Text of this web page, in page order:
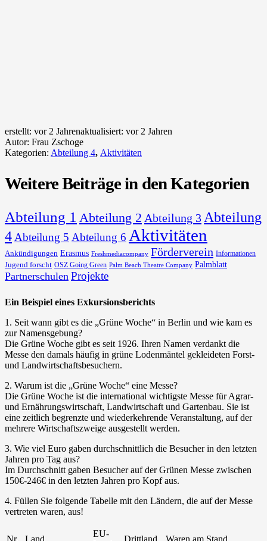
erstellt: vor 2 Jahrenaktualisiert: vor 2 Jahren
Autor: Frau Zschoge
Kategorien: Abteilung 4, Aktivitäten
Weitere Beiträge in den Kategorien
Abteilung 1 Abteilung 2 Abteilung 3 Abteilung
4 Abteilung 5 Abteilung 6 Aktivitäten
Ankündigungen Erasmus Freshmediacompany Förderverein Informationen
Jugend forscht OSZ Going Green Palm Beach Theatre Company Palmblatt
Partnerschulen Projekte
Ein Beispiel eines Exkursionsberichts
1. Seit wann gibt es die „Grüne Woche“ in Berlin und wie kam es
zur Namensgebung?
Die Grüne Woche gibt es seit 1926. Ihren Namen verdankt die
Messe den damals häufig in grüne Lodenmäntel gekleideten Forst-
und Landwirtschaftsbesuchern.
2. Warum ist die „Grüne Woche“ eine Messe?
Die Grüne Woche ist die international wichtigste Messe für Agrar-
und Ernährungswirtschaft, Landwirtschaft und Gartenbau. Sie ist
eine zeitlich begrenzte und wiederkehrende Veranstaltung, auf der
mehrere Wirtschaftszweige ausgestellt werden.
3. Wie viel Euro gaben durchschnittlich die Besucher in den letzten
Jahren pro Tag aus?
Im Durchschnitt gaben Besucher auf der Grünen Messe zwischen
150€-246€ in den letzten Jahren pro Kopf aus.
4. Füllen Sie folgende Tabelle mit den Ländern, die auf der Messe
vertreten waren, aus!
Nr. Land
EU-
Drittland
Waren am Stand